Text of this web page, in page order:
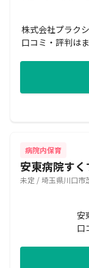
株式会社プラク
口コミ・評判は
病院内保育
安東病院す
未定 / 埼玉県川口市
安
口